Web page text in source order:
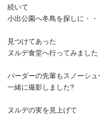
続いて
小出公園へ冬鳥を探しに・・
見つけてあった
ヌルデ食堂へ行ってみました
バーダーの先輩もスノーシュ
一緒に撮影しました?️
ヌルデの実を見上げて